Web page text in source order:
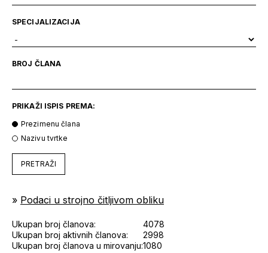
SPECIJALIZACIJA
BROJ ČLANA
PRIKAŽI ISPIS PREMA:
Prezimenu člana
Nazivu tvrtke
PRETRAŽI
» Podaci u strojno čitljivom obliku
Ukupan broj članova:
4078
Ukupan broj aktivnih članova:
2998
Ukupan broj članova u mirovanju:1080